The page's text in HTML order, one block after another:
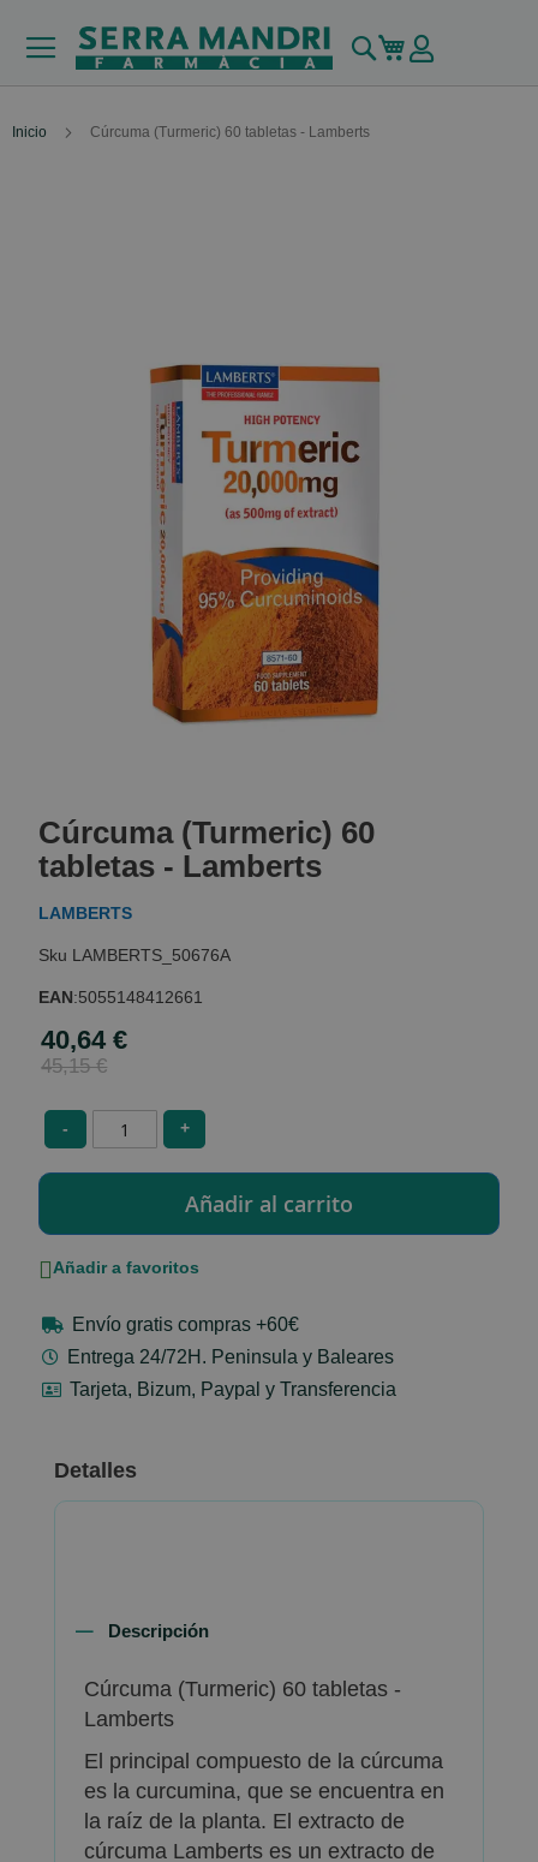
Buscar
Mi carrito
Inicio Cúrcuma (Turmeric) 60 tabletas - Lamberts
the
beginning
of
the
gallery
Cúrcuma (Turmeric) 60
tabletas - Lamberts
LAMBERTS
LAMBERTS_50676A
EAN:5055148412661
Special
Price
40,64 €
45,15 €
- +
Añadir a favoritos
Envío gratis compras +60€
Entrega 24/72H. Peninsula y Baleares
Tarjeta, Bizum, Paypal y Transferencia
Detalles
Descripción
Cúrcuma (Turmeric) 60 tabletas -
Lamberts
El principal compuesto de la cúrcuma
es la curcumina, que se encuentra en
la raíz de la planta. El extracto de
cúrcuma Lamberts es un extracto de